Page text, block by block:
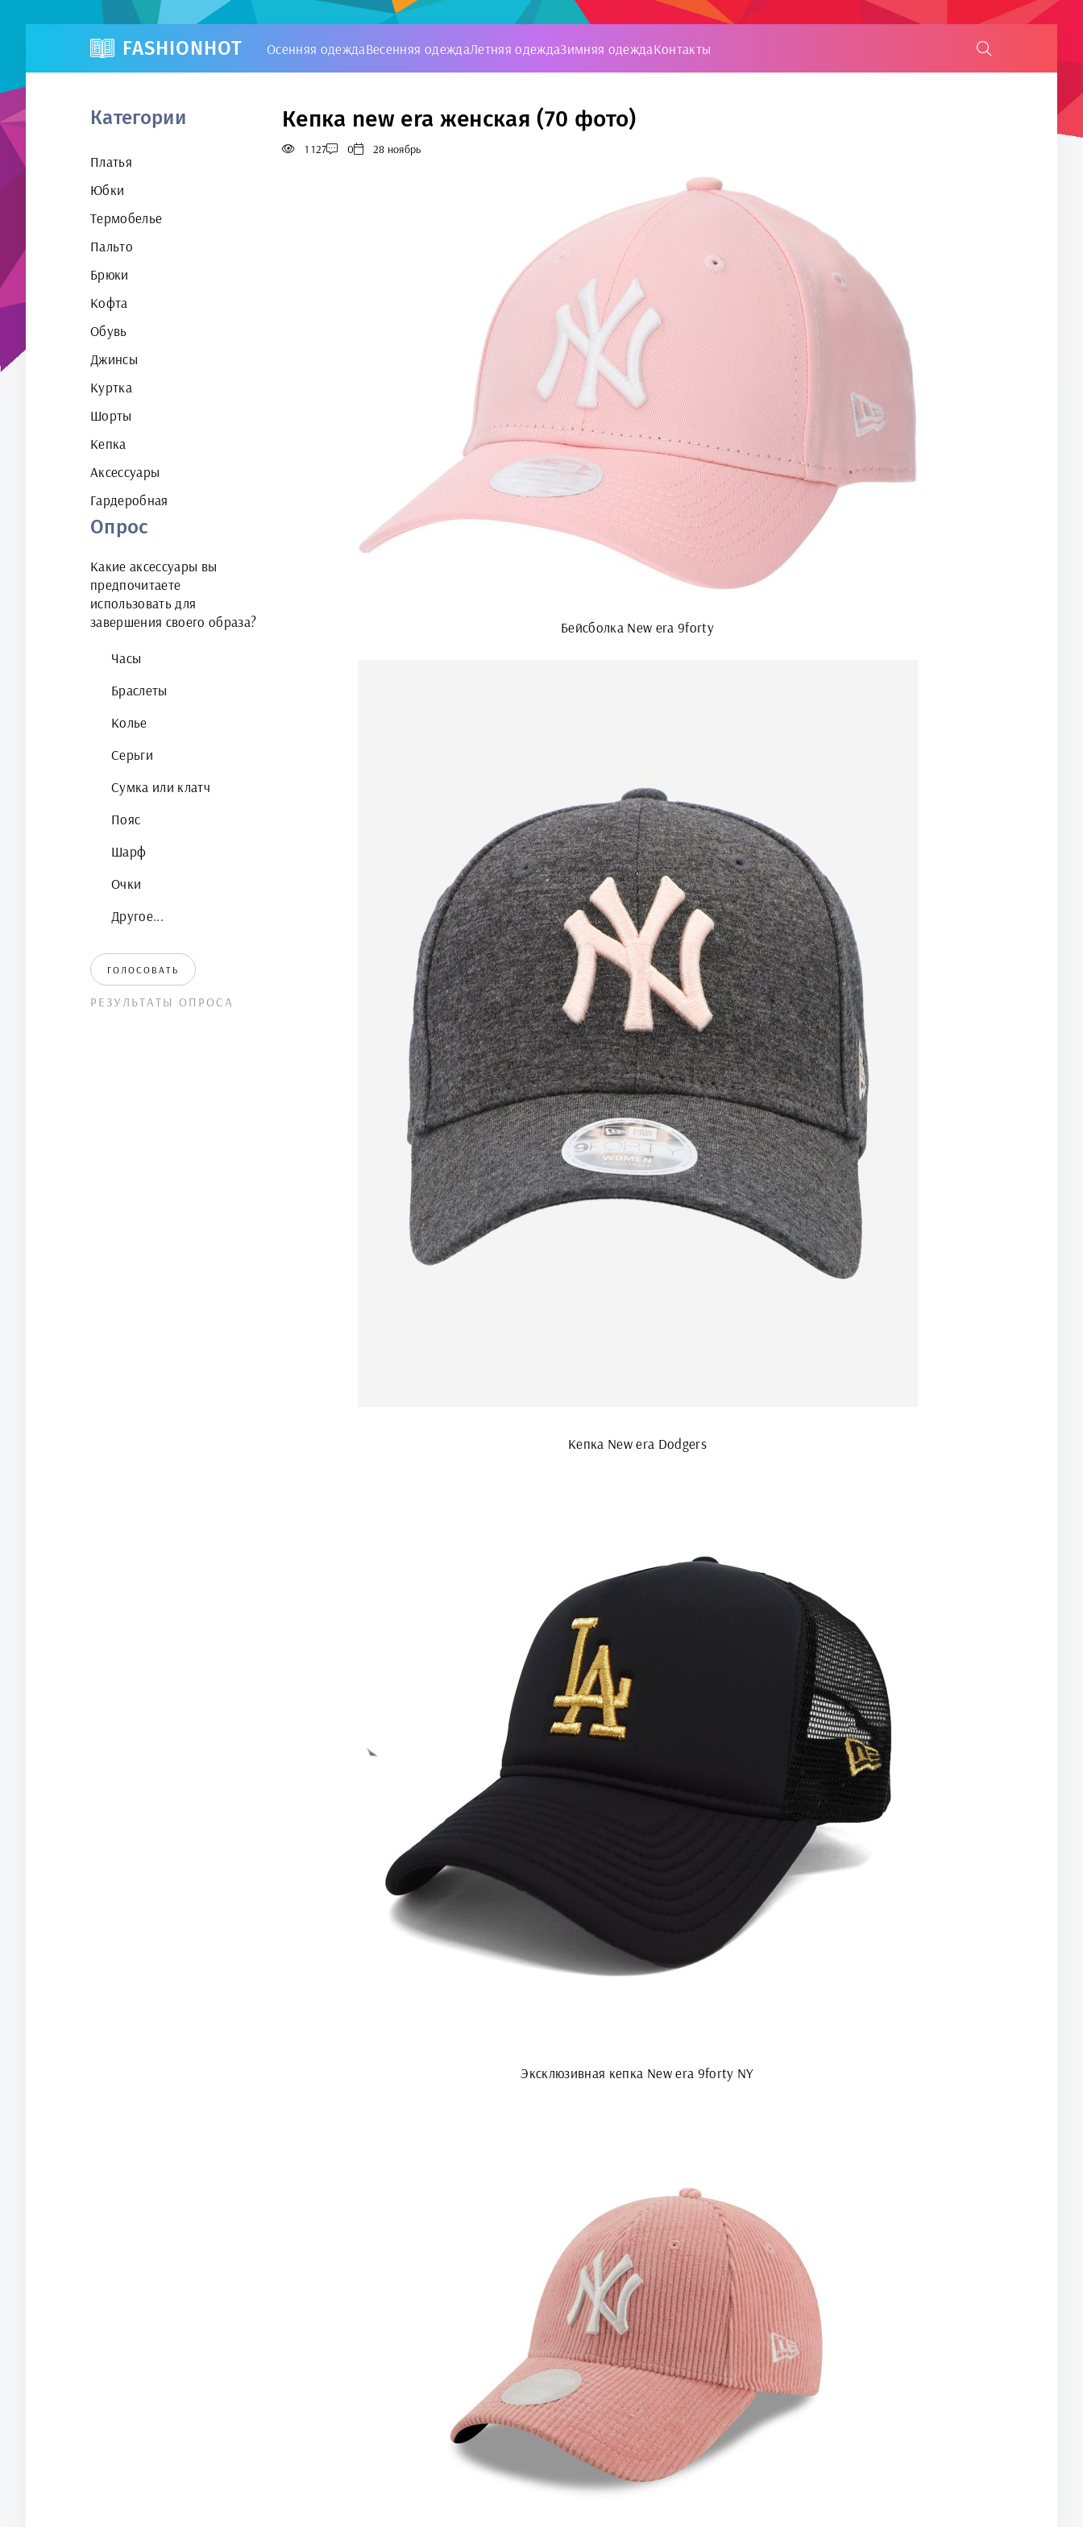
FASHIONHOT Осенняя одеждаВесенняя одеждаЛетняя одеждаЗимняя одеждаКонтакты
Категории
Платья
Юбки
Термобелье
Пальто
Брюки
Кофта
Обувь
Джинсы
Куртка
Шорты
Кепка
Аксессуары
Гардеробная
Опрос
Какие аксессуары вы
предпочитаете
использовать для
завершения своего образа?
Часы
Браслеты
Колье
Серьги
Сумка или клатч
Пояс
Шарф
Очки
Другое...
ГОЛОСОВАТЬ
РЕЗУЛЬТАТЫ ОПРОСА
Кепка new era женская (70 фото)
1 127 0 28 ноябрь
Бейсболка New era 9forty
Кепка New era Dodgers
Эксклюзивная кепка New era 9forty NY